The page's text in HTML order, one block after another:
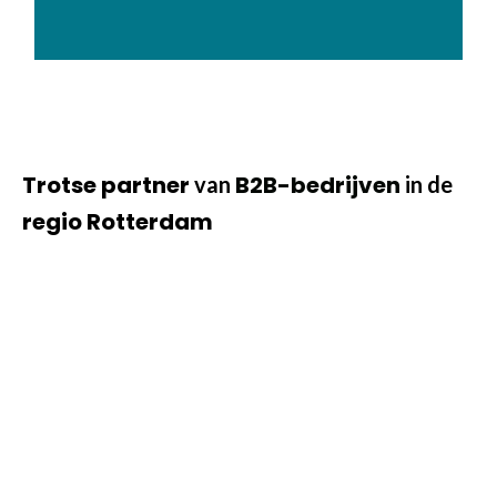
Trotse partner van B2B-bedrijven in de
regio Rotterdam